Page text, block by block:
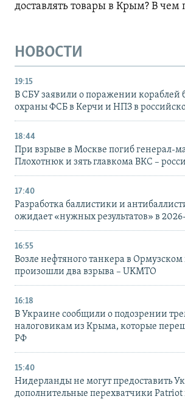
доставлять товары в Крым? В чем
НОВОСТИ
19:15
В СБУ заявили о поражении кораблей
охраны ФСБ в Керчи и НПЗ в
18:44
При взрыве в Москве погиб генерал-
Плохотнюк и зять главкома ВКС –
17:40
Разработка баллистики и
ожидает «нужных результатов» в
16:55
Возле нефтяного танкера в Ормузском
произошли два взрыва – UKMTO
16:18
В Украине сообщили о подозрении
налоговикам из Крыма, которые
РФ
15:40
Нидерланды не могут предоставить
дополнительные перехватчики Patriot